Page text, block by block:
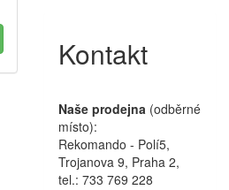
Kontakt
Naše prodejna (odběrné
místo):
Rekomando - Polí5,
Trojanova 9, Praha 2,
tel.: 733 769 228